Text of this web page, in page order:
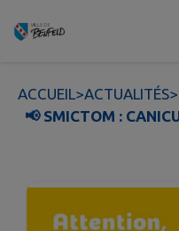
Contenu
ACCUEIL>ACTUALITÉS>
📢 SMICTOM :